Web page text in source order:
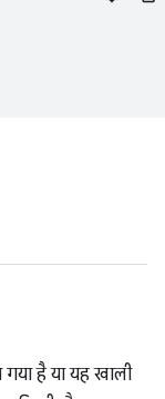
है या यह खाली